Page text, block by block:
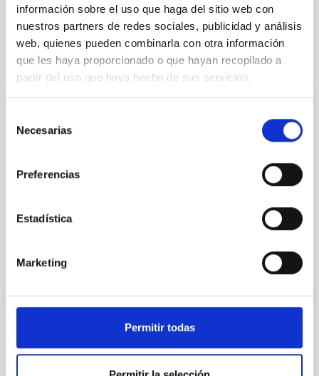
información sobre el uso que haga del sitio web con
nuestros partners de redes sociales, publicidad y análisis
web, quienes pueden combinarla con otra información
que les haya proporcionado o que hayan recopilado a
partir del uso que haya hecho de sus servicios.
Necesarias
Preferencias
Estadística
Marketing
Permitir todas
BIBCODE 2026RNAAS..10..143A
NÚMERO DE CITAS 0
The impact of Active Galactic Nuclei on
While the influence of supermassive black hole
attention, the specific effects of active galactic nuclei
(AGN) winds, particularly ultrafast outflows (UFOs),
investigating the relationship between SMBH mass
Fecha de publicación: 6 2026